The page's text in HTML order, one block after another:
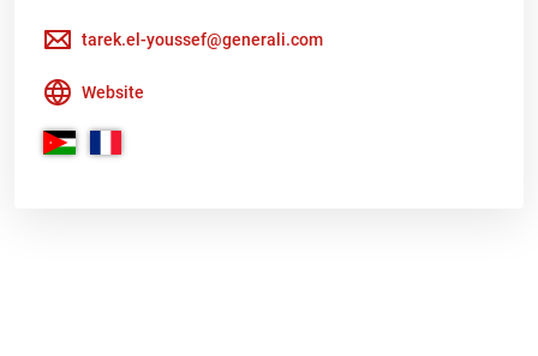
tarek.el-youssef@generali.com
Website